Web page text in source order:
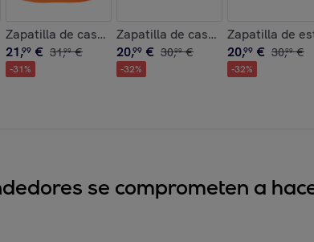
GomaRoad
Zapatilla de casa ,Printed 21 Nebbia
21,99 € 31,99 €
-31%
Zapatilla de casa ,Boot Home
20,99 € 30,99 €
-32%
Zapatilla de
20,99 € 30,99 €
-32%
se comprometen a